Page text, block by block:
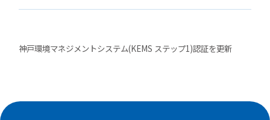
神戸環境マネジメントシステム(KEMS ステップ1)認証を更新